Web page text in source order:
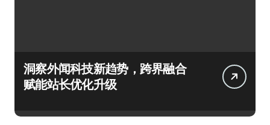
洞察外闻科技新趋势，跨界融合
赋能站长优化升级